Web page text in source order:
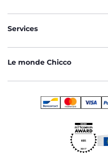
Services
Le monde Chicco